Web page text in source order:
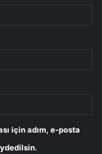
için adım, e-posta